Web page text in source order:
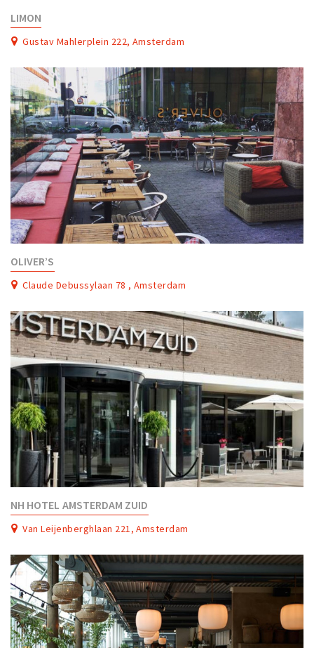
LIMON
Gustav Mahlerplein 222, Amsterdam
OLIVER’S
Claude Debussylaan 78 , Amsterdam
NH HOTEL AMSTERDAM ZUID
Van Leijenberghlaan 221, Amsterdam